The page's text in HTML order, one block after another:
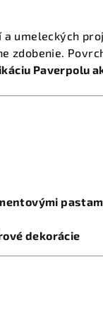
a umeleckých
zdobenie.
Paverpolu
dekorácie